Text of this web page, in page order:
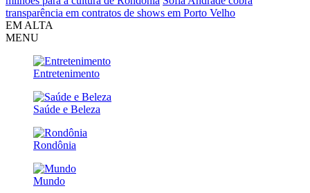
transparência em contratos de shows em Porto Velho
EM ALTA
MENU
Entretenimento
Saúde e Beleza
Rondônia
Mundo